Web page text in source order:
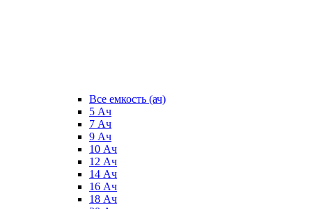
Все емкость (ач)
5 Ач
7 Ач
9 Ач
10 Ач
12 Ач
14 Ач
16 Ач
18 Ач